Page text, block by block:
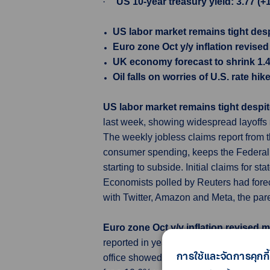
US labor market remains tight
Euro zone Oct y/y inflation
UK economy forecast to shrink
Oil falls on worries of U.S. rate
US labor market remains tight
last week, showing widespread
The weekly jobless claims report from
consumer spending, keeps the
starting to subside. Initial claims for
Economists polled by Reuters had
with Twitter, Amazon and Meta, the
Euro zone Oct y/y inflation revised
reported in year-on-year terms but
office showed on Thursday. Eurostat
การใช้และจัดการคุกกี้